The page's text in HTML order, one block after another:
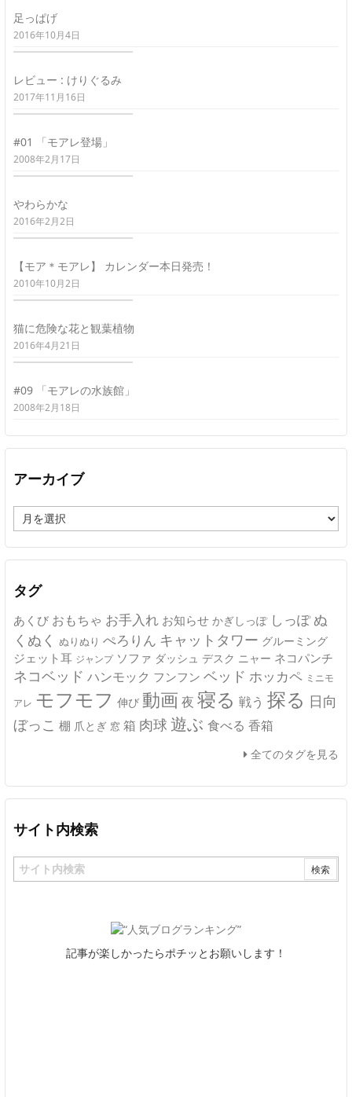
足っぱげ
2016年10月4日
レビュー : けりぐるみ
2017年11月16日
#01 「モアレ登場」
2008年2月17日
やわらかな
2016年2月2日
【モア＊モアレ】 カレンダー本日発売！
2010年10月2日
猫に危険な花と観葉植物
2016年4月21日
#09 「モアレの水族館」
2008年2月18日
アーカイブ
ー
カ
イ
タグ
あくび おもちゃ お手入れ お知らせ かぎしっぽ しっぽ ぬ
くぬく ぬりぬり ぺろりん キャットタワー グルーミング
ジェット耳 ジャンプ ソファ ダッシュ デスク ニャー ネコパンチ
ネコベッド ハンモック フンフン ベッド ホッカペ ミニモ
アレ モフモフ 伸び 動画 夜 寝る 戦う 探る 日向
ぼっこ 棚 爪とぎ 窓 箱 肉球 遊ぶ 食べる 香箱
全てのタグを見る
サイト内検索
記事が楽しかったらポチッとお願いします！